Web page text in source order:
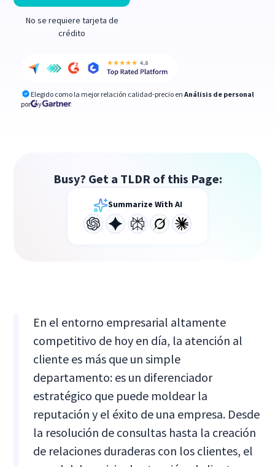
No se requiere tarjeta de
crédito
Elegido como la mejor relación calidad-precio en Análisis de personal
por
y
Busy? Get a TLDR of this Page:
Summarize With AI
En el entorno empresarial altamente
competitivo de hoy en día, la atención al
cliente es más que un simple
departamento: es un diferenciador
estratégico que puede moldear la
reputación y el éxito de una empresa. Desde
la resolución de consultas hasta la creación
de relaciones duraderas con los clientes, el